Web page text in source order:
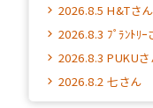
2026.8.5 H&Tさん
2026.8.3 ﾌﾟﾗﾝﾄﾘｰ
2026.8.3 PUKUさ
2026.8.2 七さん